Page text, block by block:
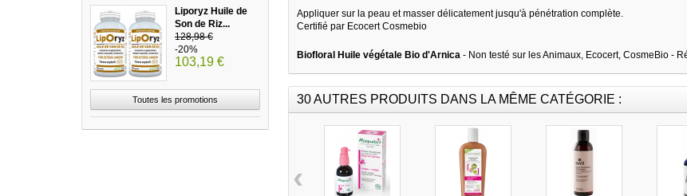
Liporyz Huile de
Son de Riz...
128,98 €
-20%
103,19 €
Toutes les promotions
Appliquer sur la peau et masser délicatement jusqu'à pénétration complète.
Certifié par Ecocert Cosmebio
Biofloral Huile végétale Bio d'Arnica - Non testé sur les Animaux, Ecocert, CosmeBio -
30 AUTRES PRODUITS DANS LA MÊME CATÉGORIE :
‹